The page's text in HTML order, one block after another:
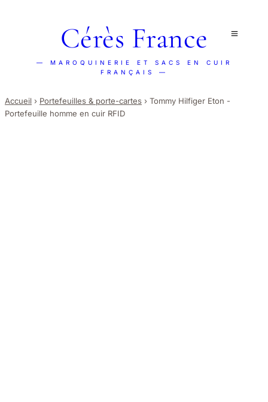
Cérès France
— MAROQUINERIE ET SACS EN CUIR
FRANÇAIS —
Accueil › Portefeuilles & porte-cartes › Tommy Hilfiger Eton -
Portefeuille homme en cuir RFID